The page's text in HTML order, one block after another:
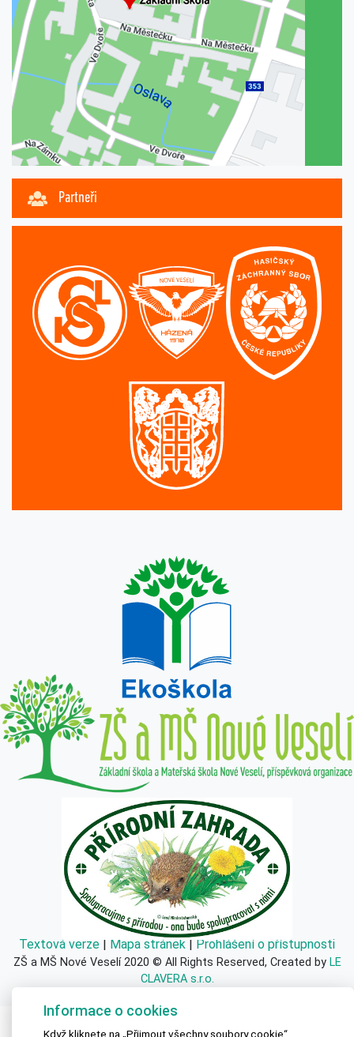
Partneři
Textová verze | Mapa stránek | Prohlášení o přístupnosti
ZŠ a MŠ Nové Veselí 2020 © All Rights Reserved, Created by LE
CLAVERA s.r.o.
Informace o cookies
Když kliknete na „Přijmout všechny soubory cookie“,